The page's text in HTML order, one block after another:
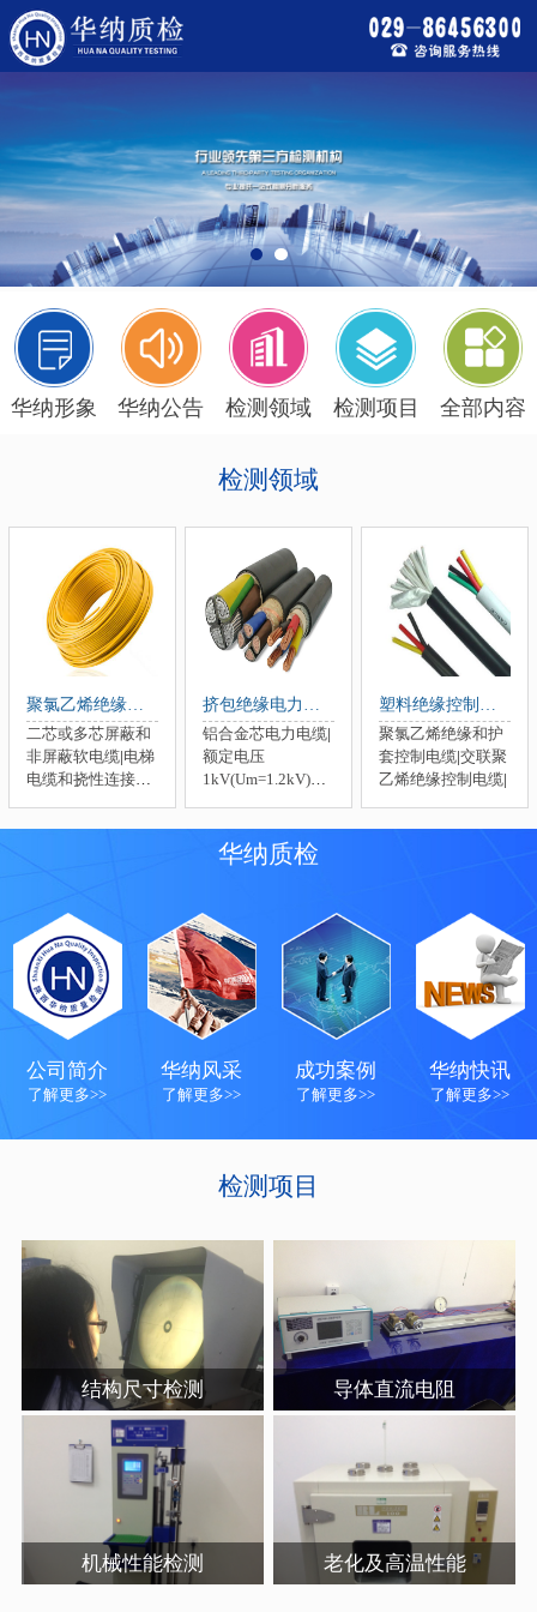
华纳形象 华纳公告 检测领域 检测项目 全部内容
检测领域
聚氯乙烯绝缘电线
二芯或多芯屏蔽和
非屏蔽软电缆|电梯
电缆和挠性连接用
挤包绝缘电力电缆
铝合金芯电力电缆|
额定电压
1kV(Um=1.2kV)和
6kV(Um=7.2kV)到
30kV(Um=36kV)电
塑料绝缘控制电缆
聚氯乙烯绝缘和护
套控制电缆|交联聚
乙烯绝缘控制电缆|
华纳质检
公司简介
了解更多>>
华纳风采
了解更多>>
成功案例
了解更多>>
华纳快讯
了解更多>>
检测项目
结构尺寸检测 导体直流电阻
机械性能检测 老化及高温性能